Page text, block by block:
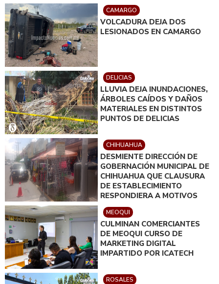
CAMARGO
VOLCADURA DEJA DOS
LESIONADOS EN CAMARGO
DELICIAS
LLUVIA DEJA INUNDACIONES,
ÁRBOLES CAÍDOS Y DAÑOS
MATERIALES EN DISTINTOS
PUNTOS DE DELICIAS
CHIHUAHUA
DESMIENTE DIRECCIÓN DE
GOBERNACIÓN MUNICIPAL DE
CHIHUAHUA QUE CLAUSURA
DE ESTABLECIMIENTO
RESPONDIERA A MOTIVOS
POLÍTICOS
MEOQUI
CULMINAN COMERCIANTES
DE MEOQUI CURSO DE
MARKETING DIGITAL
IMPARTIDO POR ICATECH
ROSALES